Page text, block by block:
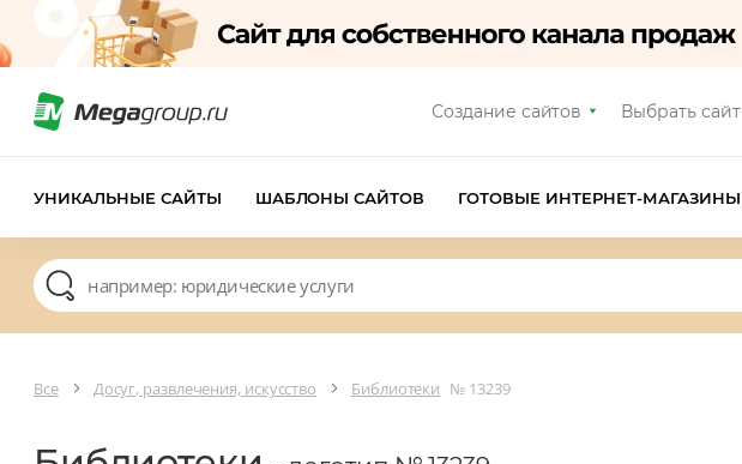
Создание сайтов Выбрать сайт
УНИКАЛЬНЫЕ САЙТЫ ШАБЛОНЫ САЙТОВ ГОТОВЫЕ ИНТЕРНЕТ-МАГАЗИНЫ
Все Досуг, развлечения, искусство Библиотеки № 13239